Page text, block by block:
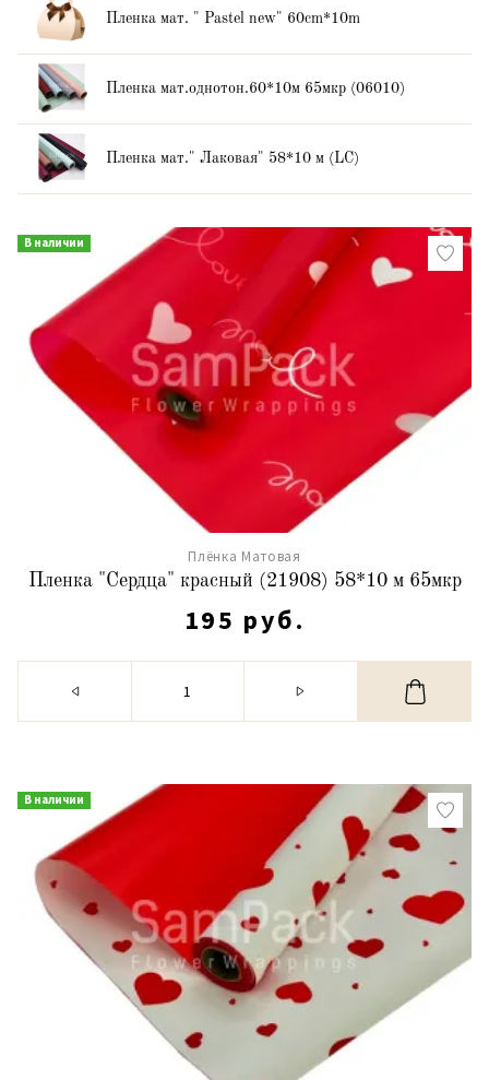
Пленка мат. " Pastel new" 60cm*10m
Пленка мат.однотон.60*10м 65мкр (06010)
Пленка мат." Лаковая" 58*10 м (LC)
В наличии
Плёнка Матовая
Пленка "Сердца" красный (21908) 58*10 м 65мкр
195 руб.
В наличии